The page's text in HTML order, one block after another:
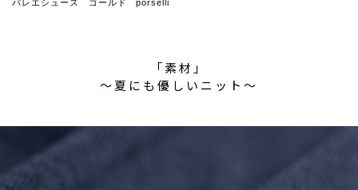
バレエシューズ ゴールド porselli
「素材」
〜夏にも優しいニット〜